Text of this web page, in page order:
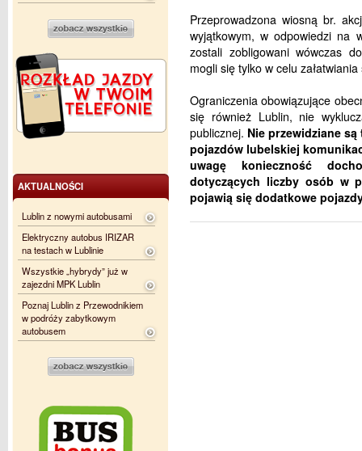
Przeprowadzona wiosną br.
wyjątkowym, w odpowiedzi na
zostali zobligowani wówczas
mogli się tylko w celu
Ograniczenia obowiązujące
się również Lublin, nie
publicznej. Nie przewidziane
pojazdów lubelskiej
uwagę konieczność
dotyczących liczby osób w
pojawią się dodatkowe
AKTUALNOŚCI
Lublin z nowymi autobusami
Elektryczny autobus IRIZAR
na testach w Lublinie
Wszystkie „hybrydy” już w
zajezdni MPK Lublin
Poznaj Lublin z Przewodnikiem
w podróży zabytkowym
autobusem